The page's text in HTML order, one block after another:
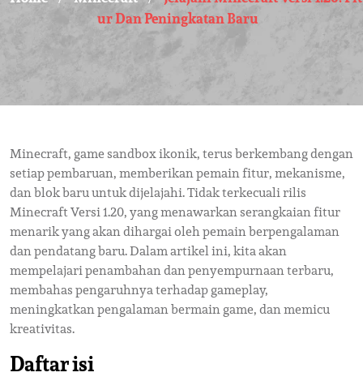
Ur Dan Peningkatan Baru
Minecraft, game sandbox ikonik, terus berkembang dengan
setiap pembaruan, memberikan pemain fitur, mekanisme,
dan blok baru untuk dijelajahi. Tidak terkecuali rilis
Minecraft Versi 1.20, yang menawarkan serangkaian fitur
menarik yang akan dihargai oleh pemain berpengalaman
dan pendatang baru. Dalam artikel ini, kita akan
mempelajari penambahan dan penyempurnaan terbaru,
membahas pengaruhnya terhadap gameplay,
meningkatkan pengalaman bermain game, dan memicu
kreativitas.
Daftar isi